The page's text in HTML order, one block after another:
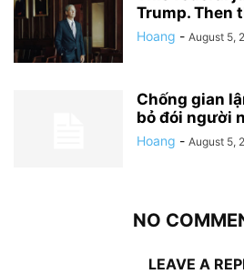
Trump. Then
Hoang - August 5,
Chống gian
bỏ đói người
Hoang - August 5,
NO
LEAVE A